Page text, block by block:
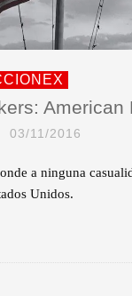
American
03/11/2016
a ninguna
Unidos.